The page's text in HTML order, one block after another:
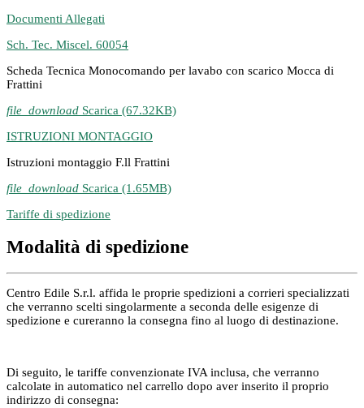
Documenti Allegati
Sch. Tec. Miscel. 60054
Scheda Tecnica Monocomando per lavabo con scarico Mocca di
Frattini
file_download Scarica (67.32KB)
ISTRUZIONI MONTAGGIO
Istruzioni montaggio F.ll Frattini
file_download Scarica (1.65MB)
Tariffe di spedizione
Modalità di spedizione
Centro Edile S.r.l. affida le proprie spedizioni a corrieri specializzati
che verranno scelti singolarmente a seconda delle esigenze di
spedizione e cureranno la consegna fino al luogo di destinazione.
Di seguito, le tariffe convenzionate IVA inclusa, che verranno
calcolate in automatico nel carrello dopo aver inserito il proprio
indirizzo di consegna: